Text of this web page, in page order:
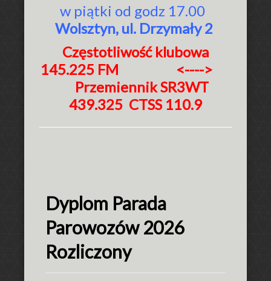
w piątki od godz 17.00
Wolsztyn, ul. Drzymały 2
Częstotliwość klubowa
145.225 FM <---->
Przemiennik SR3WT
439.325 CTSS 110.9
Dyplom Parada
Parowozów 2026
Rozliczony